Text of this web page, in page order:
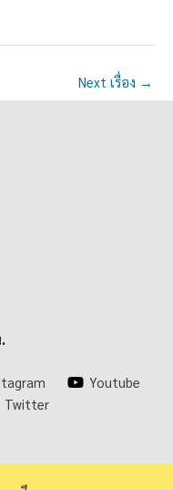
Next เรื่อง →
Youtube
Twitter